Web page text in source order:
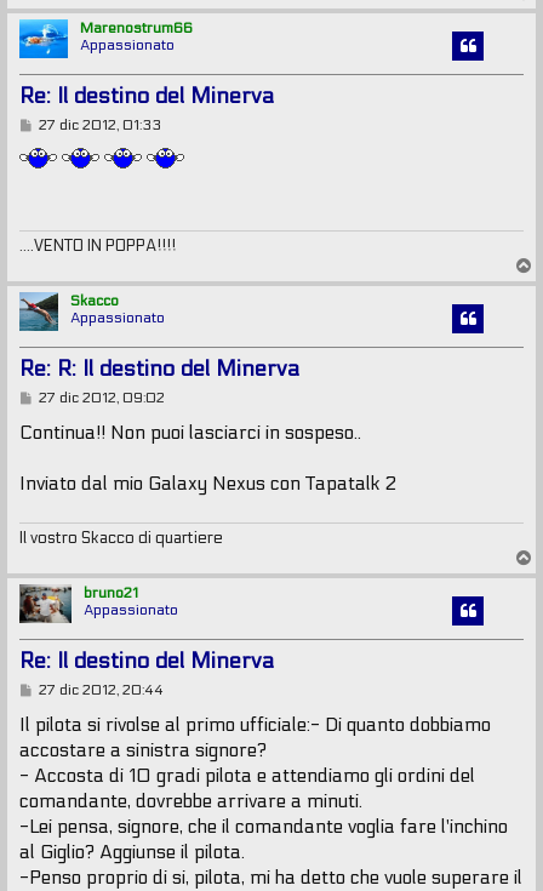
o
Marenostrum66
Appassionato
Re: Il destino del Minerva
M
s
i
27 dic 2012, 01:33
....VENTO IN POPPA!!!!
o
Skacco
Appassionato
Re: R: Il destino del Minerva
M
s
g
o
27 dic 2012, 09:02
Continua!! Non puoi lasciarci in sospeso..
Inviato dal mio Galaxy Nexus con Tapatalk 2
Il vostro Skacco di quartiere
o
bruno21
Appassionato
Re: Il destino del Minerva
M
s
s
a
g
i
o
27 dic 2012, 20:44
Il pilota si rivolse al primo ufficiale:- Di quanto dobbiamo
accostare a sinistra signore?
- Accosta di 10 gradi pilota e attendiamo gli ordini del
comandante, dovrebbe arrivare a minuti.
-Lei pensa, signore, che il comandante voglia fare l'inchino
al Giglio? Aggiunse il pilota.
-Penso proprio di si, pilota, mi ha detto che vuole superare il